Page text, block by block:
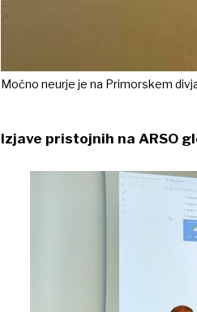
Močno neurje je na Primorskem
Izjave pristojnih na ARSO